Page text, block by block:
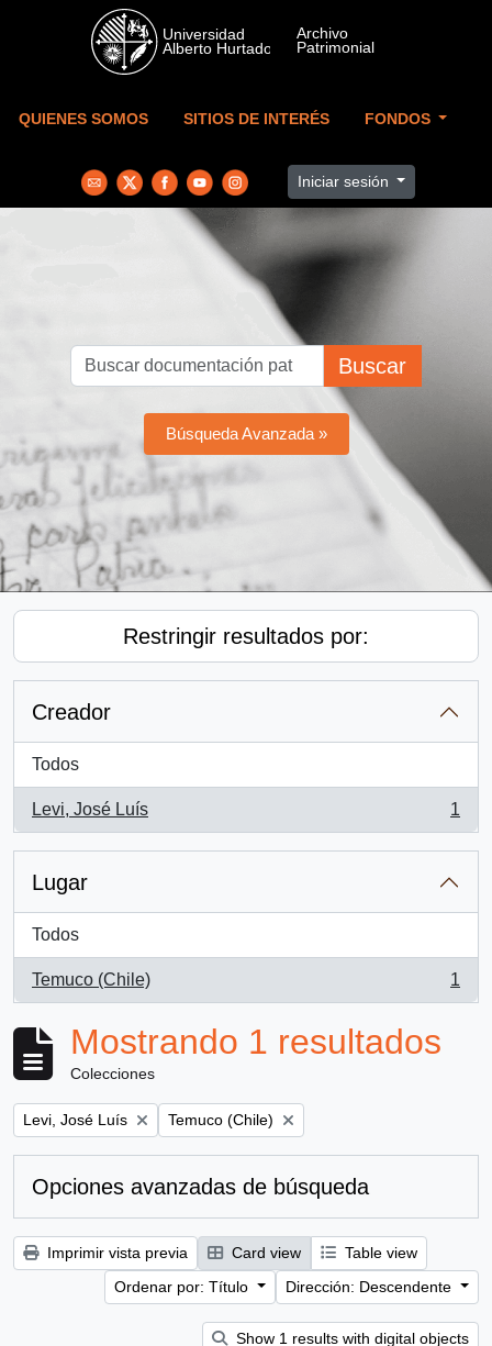
Skip to main content
QUIENES SOMOS SITIOS DE INTERÉS FONDOS
Iniciar sesión
Buscar
Búsqueda Avanzada »
Restringir resultados por:
Creador
Todos
Levi, José Luís
, 1 resultados
1
Lugar
Todos
Temuco (Chile)
, 1 resultados
1
Mostrando 1 resultados
Colecciones
Remove filter:
Levi, José Luís Remove filter:
Temuco (Chile)
Opciones avanzadas de búsqueda
Imprimir vista previa Card view
Table view
Ordenar por: Título
Dirección: Descendente
Show 1 results with digital objects